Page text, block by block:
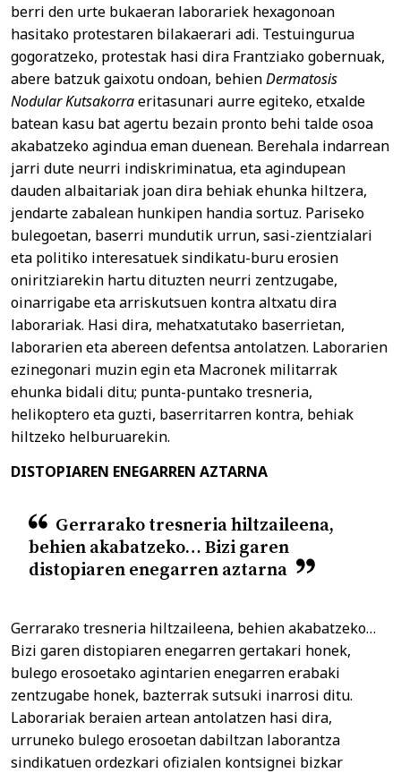
berri den urte bukaeran laborariek hexagonoan
hasitako protestaren bilakaerari adi. Testuingurua
gogoratzeko, protestak hasi dira Frantziako gobernuak,
abere batzuk gaixotu ondoan, behienDermatosis
Nodular Kutsakorraeritasunari aurre egiteko, etxalde
batean kasu bat agertu bezain pronto behi talde osoa
akabatzeko agindua eman duenean. Berehala indarrean
jarri dute neurri indiskriminatua, eta agindupean
dauden albaitariak joan dira behiak ehunka hiltzera,
jendarte zabalean hunkipen handia sortuz. Pariseko
bulegoetan, baserri mundutik urrun, sasi-zientzialari
eta politiko interesatuek sindikatu-buru erosien
oniritziarekin hartu dituzten neurri zentzugabe,
oinarrigabe eta arriskutsuen kontra altxatu dira
laborariak. Hasi dira, mehatxatutako baserrietan,
laborarien eta abereen defentsa antolatzen. Laborarien
ezinegonari muzin egin eta Macronek militarrak
ehunka bidali ditu; punta-puntako tresneria,
helikoptero eta guzti, baserritarren kontra, behiak
hiltzeko helburuarekin.
DISTOPIAREN ENEGARREN AZTARNA
Gerrarako tresneria hiltzaileena,
behien akabatzeko… Bizi garen
distopiaren enegarren aztarna
Gerrarako tresneria hiltzaileena, behien akabatzeko…
Bizi garen distopiaren enegarren gertakari honek,
bulego erosoetako agintarien enegarren erabaki
zentzugabe honek, bazterrak sutsuki inarrosi ditu.
Laborariak beraien artean antolatzen hasi dira,
urruneko bulego erosoetan dabiltzan laborantza
sindikatuen ordezkari ofizialen kontsignei bizkar